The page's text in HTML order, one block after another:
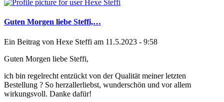
Guten Morgen liebe Steffi,…
Ein Beitrag von Hexe Steffi am 11.5.2023 - 9:58
Guten Morgen liebe Steffi,
ich bin regelrecht entzückt von der Qualität meiner letzten
Bestellung ? So herzallerliebst, wunderschön und vor allem
wirkungsvoll. Danke dafür!